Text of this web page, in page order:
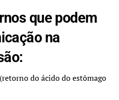
que podem
na
do ácido do estômago